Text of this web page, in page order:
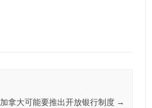
加拿大可能要推出开放银行制度 →